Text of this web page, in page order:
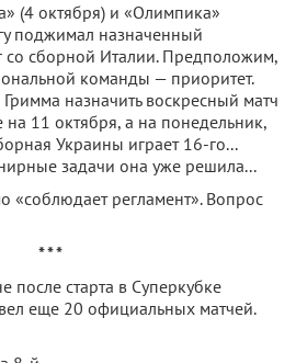
(4 октября) и «Олимпика»
поджимал назначенный
со сборной Италии. Предположим,
команды — приоритет.
назначить воскресный матч
11 октября, а на понедельник,
Украины играет 16-го...
задачи она уже решила...
«соблюдает регламент». Вопрос
* * *
после старта в Суперкубке
еще 20 официальных матчей.